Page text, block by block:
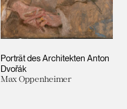
Porträt des Architekten Anton
Dvořák
Max Oppenheimer